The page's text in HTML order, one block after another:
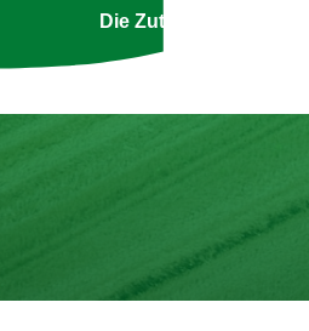
Die Zutatenliste ist